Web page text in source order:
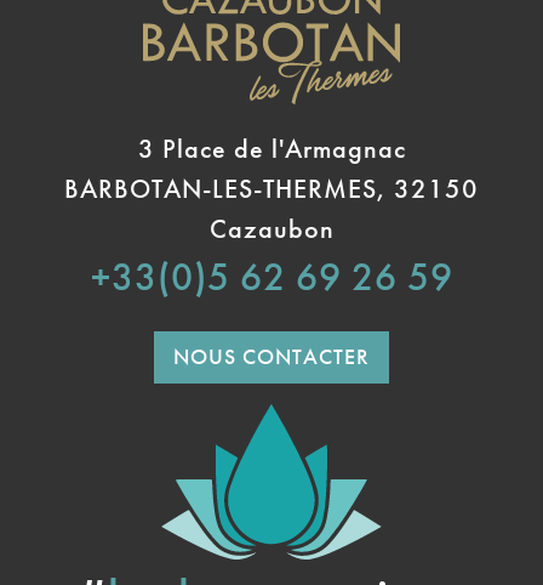
3 Place de l'Armagnac
BARBOTAN-LES-THERMES, 32150
Cazaubon
+33(0)5 62 69 26 59
NOUS CONTACTER